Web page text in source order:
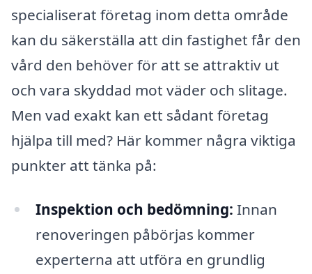
specialiserat företag inom detta område
kan du säkerställa att din fastighet får den
vård den behöver för att se attraktiv ut
och vara skyddad mot väder och slitage.
Men vad exakt kan ett sådant företag
hjälpa till med? Här kommer några viktiga
punkter att tänka på:
Inspektion och bedömning: Innan
renoveringen påbörjas kommer
experterna att utföra en grundlig